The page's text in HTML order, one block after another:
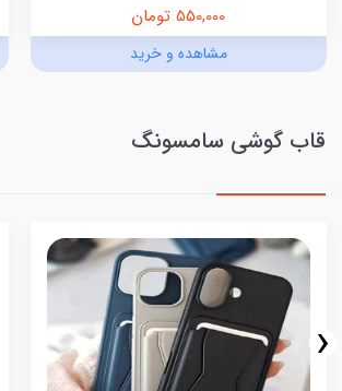
550,000 تومان
مشاهده و خرید
قاب گوشی سامسونگ
‹